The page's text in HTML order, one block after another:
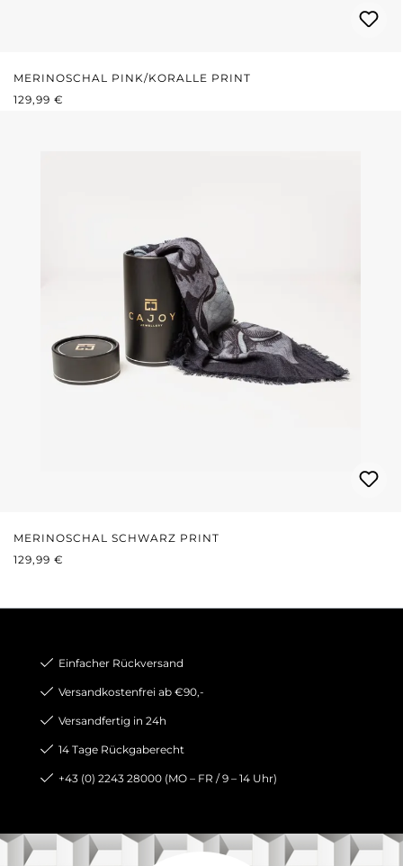
MERINOSCHAL PINK/KORALLE PRINT
REGULÄRER PREIS:
129,99 €
MERINOSCHAL SCHWARZ PRINT
REGULÄRER PREIS:
129,99 €
Einfacher Rückversand
Versandkostenfrei ab €90,-
Versandfertig in 24h
14 Tage Rückgaberecht
+43 (0) 2243 28000 (MO – FR / 9 – 14 Uhr)